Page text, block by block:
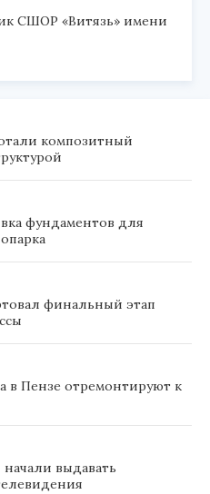
СШОР «Витязь» имени
композитный
фундаментов для
финальный этап
в Пензе отремонтируют к
выдавать